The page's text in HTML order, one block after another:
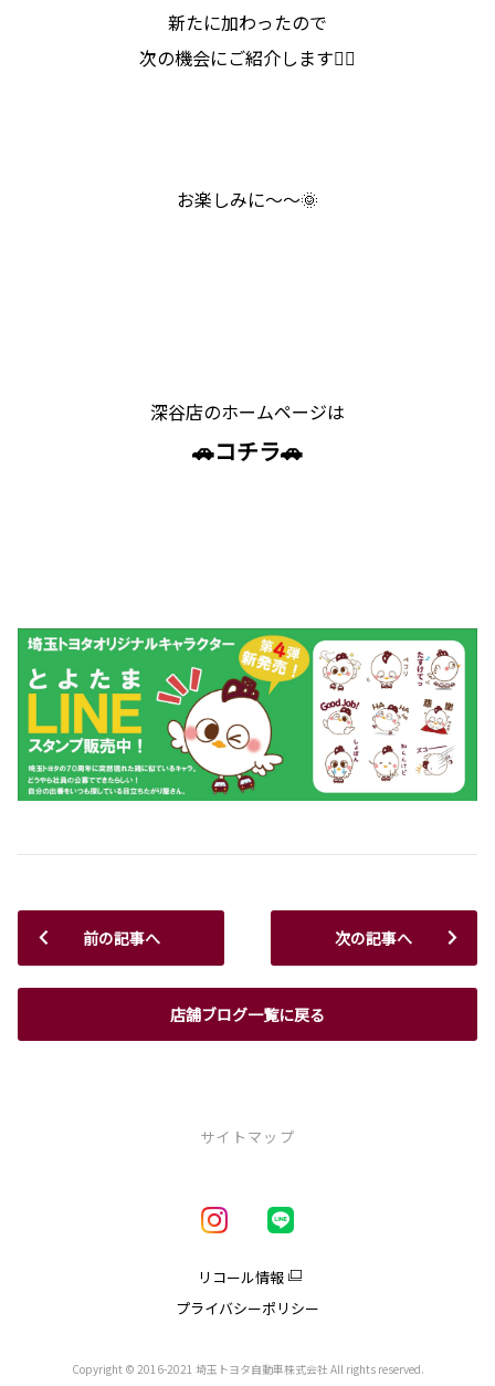
新たに加わったので
次の機会にご紹介します🙋‍♀️
お楽しみに～～🌞
深谷店のホームページは
🚗コチラ🚗
前の記事へ
店舗ブログ一覧に戻る
次の記事へ
サイトマップ
クラウンスポーツ
リコール情報
プライバシーポリシー
Copyright © 2016-2021 埼玉トヨタ自動車株式会社 All rights reserved.